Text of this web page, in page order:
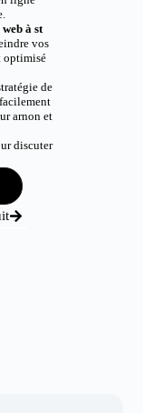
à st
vos
optimisé
de
arnon et
discuter